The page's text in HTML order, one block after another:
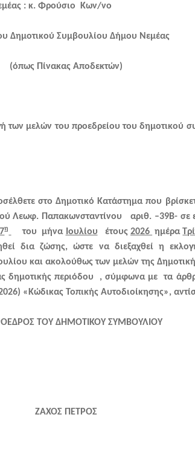
κ. Φρούσιο Κων/νο
Δήμου Νεμέας
(όπως Πίνακας Αποδεκτών)
μελών του προεδρείου του δημοτικού
στο Δημοτικό Κατάστημα που
Λεωφ. Παπακωνσταντίνου αριθ. –39Β- σε
7η του μήνα Ιουλίου έτους2026 ημέρα
δια ζώσης, ώστε να διεξαχθείη
και ακολούθως των μελών της
δημοτικής περιόδου , σύμφωνα με τα
«Κώδικας Τοπικής Αυτοδιοίκησης»,
ΤΟΥ ΔΗΜΟΤΙΚΟΥ ΣΥΜΒΟΥΛΙΟΥ
ΖΑΧΟΣ ΠΕΤΡΟΣ